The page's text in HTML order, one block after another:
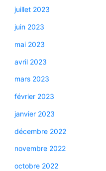
juillet 2023
juin 2023
mai 2023
avril 2023
mars 2023
février 2023
janvier 2023
décembre 2022
novembre 2022
octobre 2022